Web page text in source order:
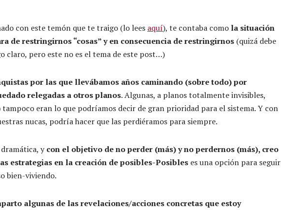
con este temón que te traigo (lo lees aquí), te contaba como la situación
de restringirnos “cosas” y en consecuencia de restringirnos (quizá debe
claro, pero este no es el tema de este post…)
por las que llevábamos años caminando (sobre todo) por
relegadas a otros planos. Algunas, a planos totalmente invisibles,
tampoco eran lo que podríamos decir de gran prioridad para el sistema. Y con
nucas, podría hacer que las perdiéramos para siempre.
ycon el objetivo de no perder (más) y no perdernos (más), creo
estrategias en la creación de posibles-Posibles es una opción para seguir
bien-viviendo.
algunas de las revelaciones/acciones concretas que estoy